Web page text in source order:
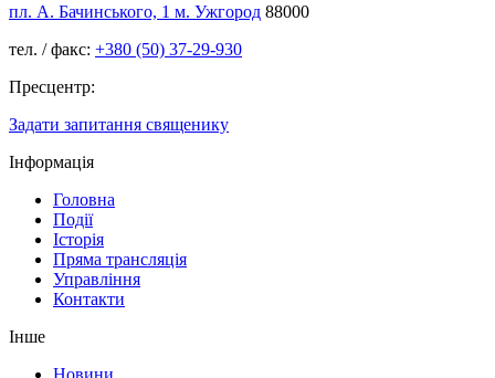
пл. А. Бачинського, 1 м. Ужгород 88000
тел. / факс: +380 (50) 37-29-930
Пресцентр:
Задати запитання священику
Інформація
Головна
Події
Історія
Пряма трансляція
Управління
Контакти
Інше
Новини